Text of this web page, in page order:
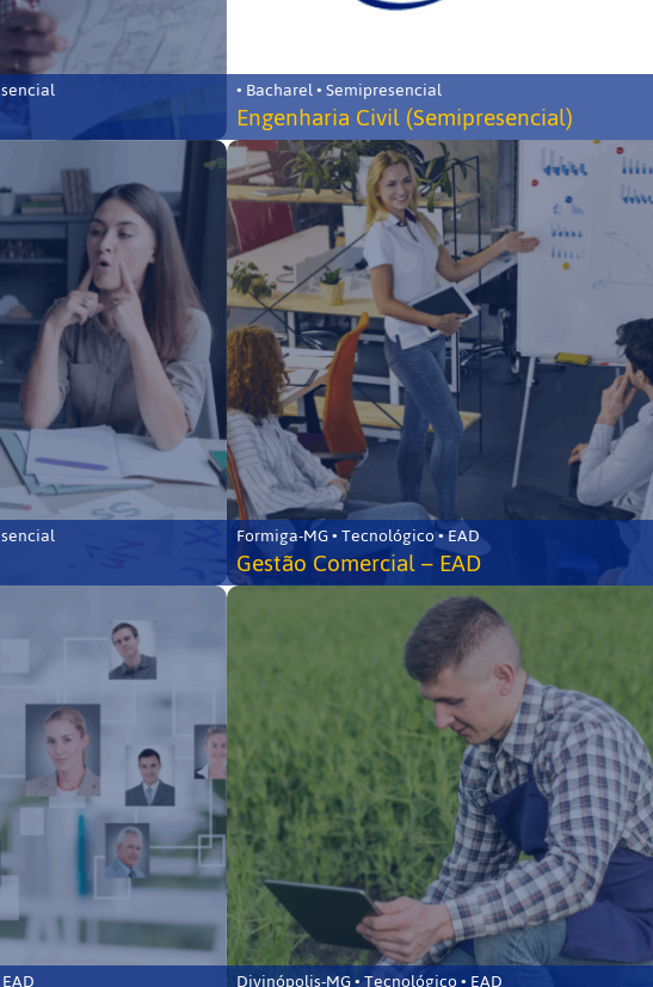
• Bacharel • Semipresencial
Engenharia Civil (Semipresencial)
Formiga-MG • Tecnológico • EAD
Gestão Comercial – EAD